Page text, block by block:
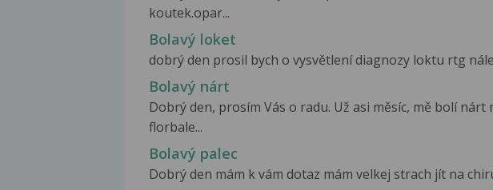
koutek.opar...
Bolavý loket
dobrý den prosil bych o vysvětlení diagnozy loktu rtg
Bolavý nárt
Dobrý den, prosím Vás o radu. Už asi měsíc, mě bolí nárt
florbale...
Bolavý palec
Dobrý den mám k vám dotaz mám velkej strach jít na